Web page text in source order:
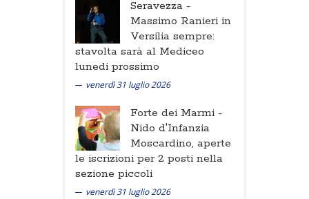
Seravezza -
Massimo Ranieri in
Versilia sempre:
stavolta sarà al Mediceo
lunedi prossimo
venerdì 31 luglio 2026
Forte dei Marmi -
Nido d'Infanzia
Moscardino, aperte
le iscrizioni per 2 posti nella
sezione piccoli
venerdì 31 luglio 2026